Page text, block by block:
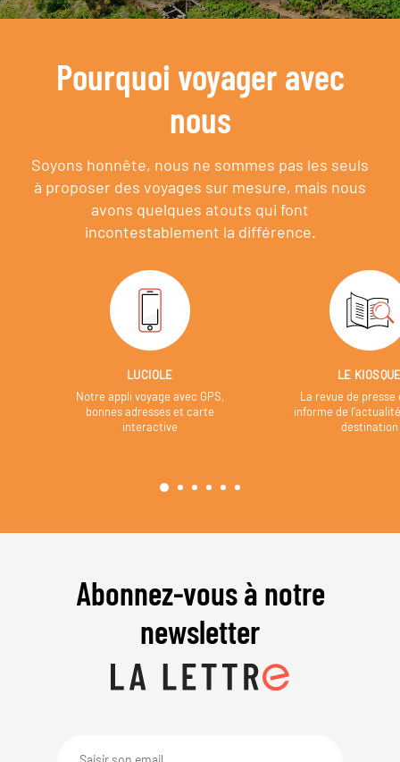
Pourquoi voyager avec
nous
Soyons honnête, nous ne sommes pas les seuls
à proposer des voyages sur mesure, mais nous
avons quelques atouts qui font
incontestablement la différence.
LUCIOLE
Notre appli voyage avec GPS,
bonnes adresses et carte
interactive
LE
La revue de presse
informe de
destination
Abonnez-vous à notre
newsletter